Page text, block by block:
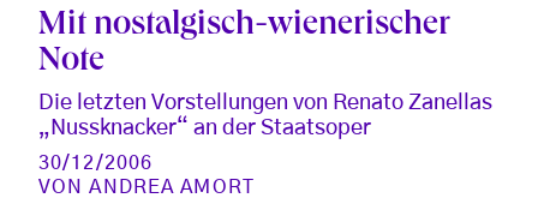
Mit nostalgisch-wienerischer
Note
Die letzten Vorstellungen von Renato Zanellas
„Nussknacker“ an der Staatsoper
30/12/2006
VONANDREA AMORT